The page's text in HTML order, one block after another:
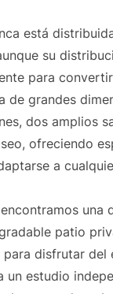
está
su
para
de grandes
dos amplios
ofreciendo
a
una
patio
disfrutar del
un estudio